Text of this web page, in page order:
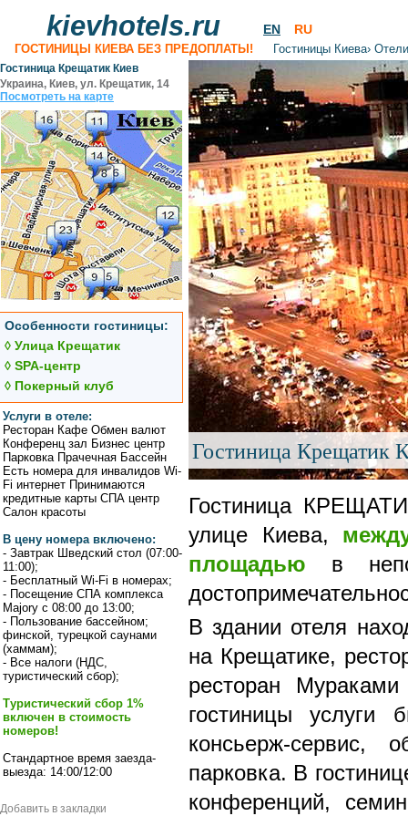
kievhotels.ru EN RU
ГОСТИНИЦЫ КИЕВА БЕЗ ПРЕДОПЛАТЫ! Гостиницы Киева›
Гостиница Крещатик Киев
Украина, Киев, ул. Крещатик, 14
Посмотреть на карте
Особенности гостиницы:
◊ Улица Крещатик
◊ SPA-центр
◊ Покерный клуб
Услуги в отеле:
Ресторан Кафе Обмен валют
Конференц зал Бизнес центр
Парковка Прачечная Бассейн
Есть номера для инвалидов Wi-
Fi интернет Принимаются
кредитные карты СПА центр
Салон красоты
В цену номера включено:
- Завтрак Шведский стол (07:00-
11:00);
- Бесплатный Wi-Fi в номерах;
- Посещение СПА комплекса
Majory с 08:00 до 13:00;
- Пользование бассейном;
финской, турецкой саунами
(хаммам);
- Все налоги (НДС,
туристический сбор);
Туристический сбор 1%
включен в стоимость
номеров!
Стандартное время заезда-
выезда: 14:00/12:00
Добавить в закладки
Гостиница Крещатик
Гостиница
улице Киева,
площадью в
В здании отеля
на Крещатике,
ресторан
гостиницы услуги
консьерж-сервис,
парковка. В
конференций,